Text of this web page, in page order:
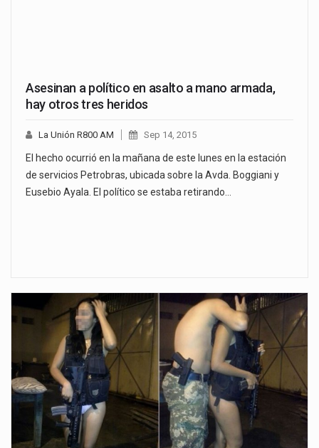
Asesinan a político en asalto a mano armada,
hay otros tres heridos
La Unión R800 AM Sep 14, 2015
El hecho ocurrió en la mañana de este lunes en la estación
de servicios Petrobras, ubicada sobre la Avda. Boggiani y
Eusebio Ayala. El político se estaba retirando…